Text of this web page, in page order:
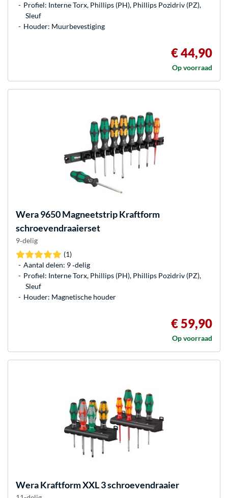
Profiel: Interne Torx, Phillips (PH), Phillips Pozidriv (PZ),
Sleuf
Houder: Muurbevestiging
€ 44,90
Op voorraad
Wera9650 Magneetstrip Kraftform
schroevendraaierset
9‑delig
(1)
Aantal delen: 9 ‐delig
Profiel: Interne Torx, Phillips (PH), Phillips Pozidriv (PZ),
Sleuf
Houder: Magnetische houder
€ 59,90
Op voorraad
WeraKraftform XXL 3 schroevendraaier